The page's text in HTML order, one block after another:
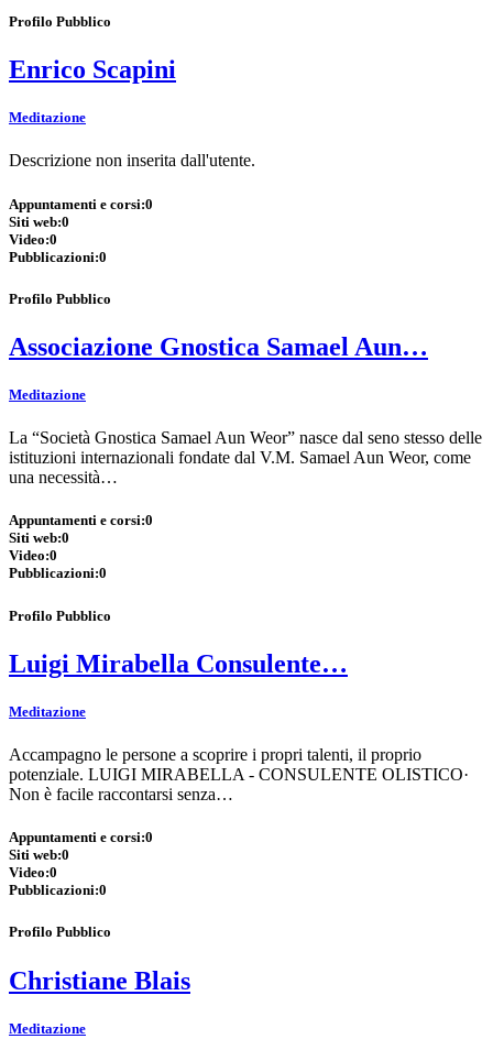
Profilo Pubblico
Enrico Scapini
Meditazione
Descrizione non inserita dall'utente.
Appuntamenti e corsi:0
Siti web:0
Video:0
Pubblicazioni:0
Profilo Pubblico
Associazione Gnostica Samael Aun…
Meditazione
La “Società Gnostica Samael Aun Weor” nasce dal seno stesso delle
istituzioni internazionali fondate dal V.M. Samael Aun Weor, come
una necessità…
Appuntamenti e corsi:0
Siti web:0
Video:0
Pubblicazioni:0
Profilo Pubblico
Luigi Mirabella Consulente…
Meditazione
Accampagno le persone a scoprire i propri talenti, il proprio
potenziale. LUIGI MIRABELLA - CONSULENTE OLISTICO·
Non è facile raccontarsi senza…
Appuntamenti e corsi:0
Siti web:0
Video:0
Pubblicazioni:0
Profilo Pubblico
Christiane Blais
Meditazione